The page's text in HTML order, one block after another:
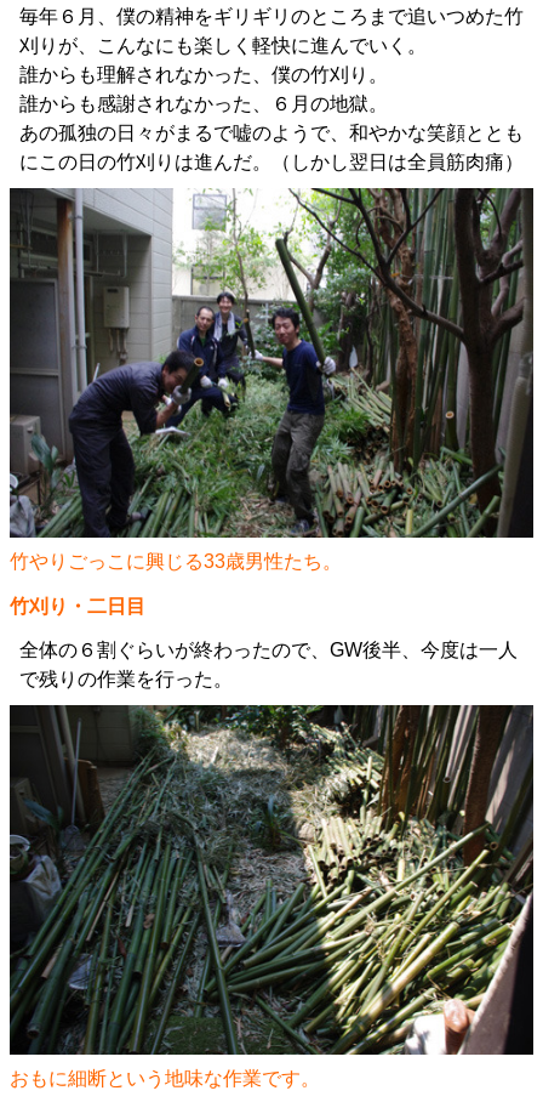
毎年６月、僕の精神をギリギリのところまで追いつめた竹
刈りが、こんなにも楽しく軽快に進んでいく。
誰からも理解されなかった、僕の竹刈り。
誰からも感謝されなかった、６月の地獄。
あの孤独の日々がまるで嘘のようで、和やかな笑顔ととも
にこの日の竹刈りは進んだ。（しかし翌日は全員筋肉痛）
竹やりごっこに興じる33歳男性たち。
竹刈り・二日目
全体の６割ぐらいが終わったので、GW後半、今度は一人
で残りの作業を行った。
おもに細断という地味な作業です。